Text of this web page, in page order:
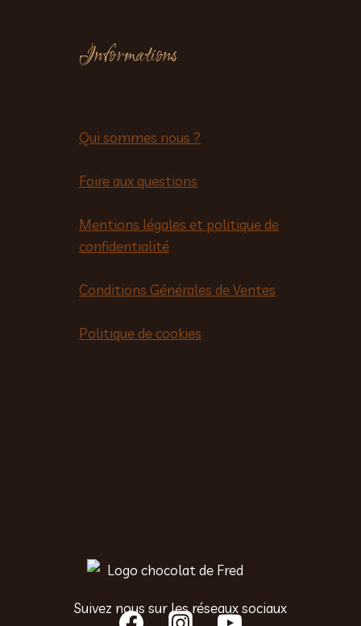
Informations
Qui sommes nous ?
Foire aux questions
Mentions légales et politique de
confidentialité
Conditions Générales de Ventes
Politique de cookies
Suivez nous sur les réseaux sociaux